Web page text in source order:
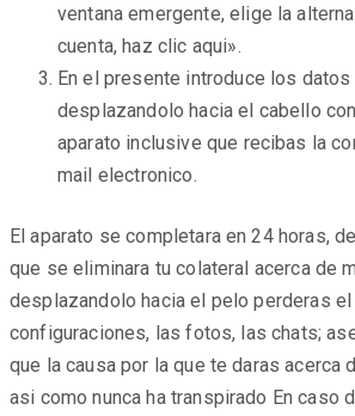
ventana emergente, elige la
cuenta, haz clic aqui».
En el presente introduce los
desplazandolo hacia el cabello
aparato inclusive que recibas la
mail electronico.
El aparato se completara en 24 horas,
que se eliminara tu colateral acerca de
desplazandolo hacia el pelo perderas
configuraciones, las fotos, las chats;
que la causa por la que te daras acerca
asi­ como nunca ha transpirado En caso